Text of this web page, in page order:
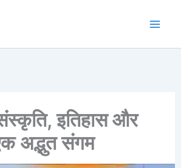
इतिहास और
अद्भुत संगम